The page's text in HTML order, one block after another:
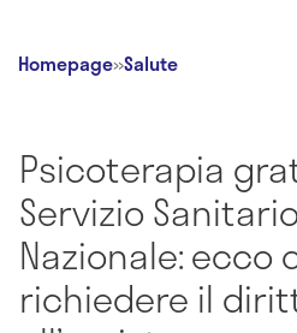
Homepage»Salute
Psicoterapia
Servizio
Nazionale: ecco
richiedere il